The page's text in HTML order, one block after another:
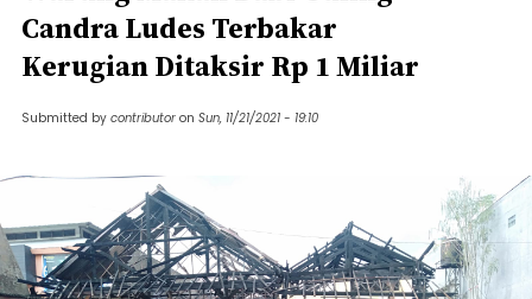
Candra Ludes Terbakar
Kerugian Ditaksir Rp 1 Miliar
Submitted by contributor on Sun, 11/21/2021 - 19:10